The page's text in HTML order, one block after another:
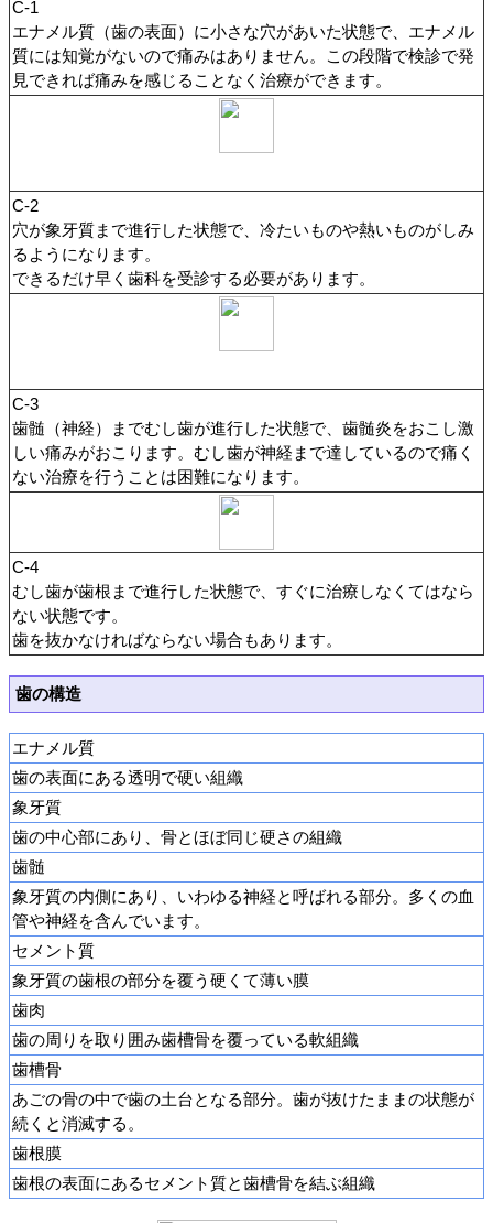
C-1
エナメル質（歯の表面）に小さな穴があいた状態で、エナメル
質には知覚がないので痛みはありません。この段階で検診で発
見できれば痛みを感じることなく治療ができます。
C-2
穴が象牙質まで進行した状態で、冷たいものや熱いものがしみ
るようになります。
できるだけ早く歯科を受診する必要があります。
C-3
歯髄（神経）までむし歯が進行した状態で、歯髄炎をおこし激
しい痛みがおこります。むし歯が神経まで達しているので痛く
ない治療を行うことは困難になります。
C-4
むし歯が歯根まで進行した状態で、すぐに治療しなくてはなら
ない状態です。
歯を抜かなければならない場合もあります。
歯の構造
エナメル質
歯の表面にある透明で硬い組織
象牙質
歯の中心部にあり、骨とほぼ同じ硬さの組織
歯髄
象牙質の内側にあり、いわゆる神経と呼ばれる部分。多くの血
管や神経を含んでいます。
セメント質
象牙質の歯根の部分を覆う硬くて薄い膜
歯肉
歯の周りを取り囲み歯槽骨を覆っている軟組織
歯槽骨
あごの骨の中で歯の土台となる部分。歯が抜けたままの状態が
続くと消滅する。
歯根膜
歯根の表面にあるセメント質と歯槽骨を結ぶ組織